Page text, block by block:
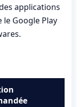
applications
Google Play